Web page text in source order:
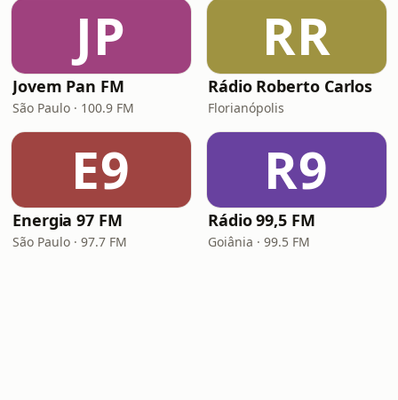
JP
Jovem Pan FM
São Paulo · 100.9 FM
RR
Rádio Roberto Carlos
Florianópolis
E9
Energia 97 FM
São Paulo · 97.7 FM
R9
Rádio 99,5 FM
Goiânia · 99.5 FM